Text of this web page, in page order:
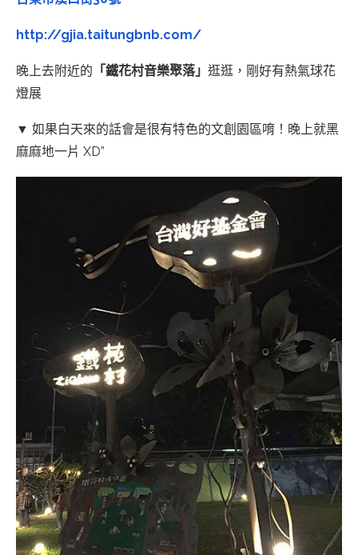
http://gjia.taitungbnb.com/
晚上去附近的 「鐵花村音樂聚落」 逛逛，剛好有熱氣球花
燈展
▼ 如果白天來的話會是很有特色的文創園區唷！晚上就黑
麻麻地一片 XD”